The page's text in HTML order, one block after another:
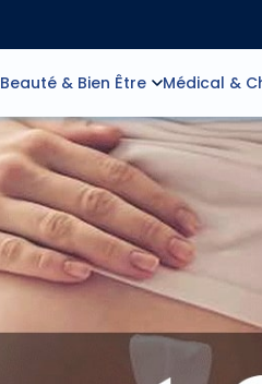
Beauté & Bien Être Médical &